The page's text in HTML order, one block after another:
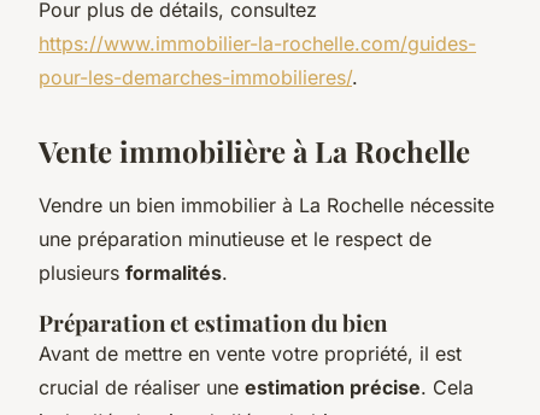
Pour plus de détails, consultez
https://www.immobilier-la-rochelle.com/guides-
pour-les-demarches-immobilieres/.
Vente immobilière à La Rochelle
Vendre un bien immobilier à La Rochelle nécessite
une préparation minutieuse et le respect de
plusieurs formalités.
Préparation et estimation du bien
Avant de mettre en vente votre propriété, il est
crucial de réaliser une estimation précise. Cela